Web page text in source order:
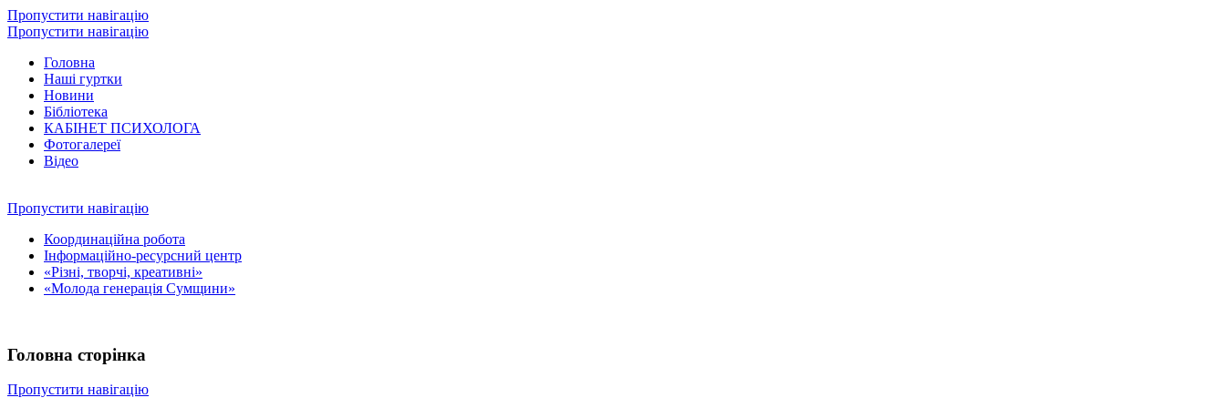
Пропустити навігацію
Пропустити навігацію
Головна
Наші гуртки
Новини
Бібліотека
КАБІНЕТ ПСИХОЛОГА
Фотогалереї
Відео
Пропустити навігацію
Координаційна робота
Інформаційно-ресурсний центр
«Різні, творчі, креативні»
«Молода генерація Сумщини»
Головна сторінка
Пропустити навігацію